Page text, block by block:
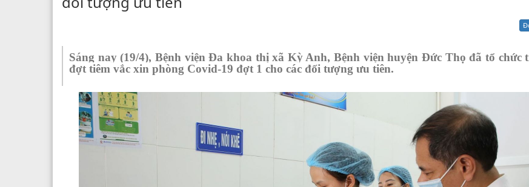
Sáng nay (19/4), Bệnh viện Đa khoa thị xã Kỳ Anh, Bệnh viện huyện Đức Thọ đã tổ chức
đợt tiêm vắc xin phòng Covid-19 đợt 1 cho các đối tượng ưu tiên.